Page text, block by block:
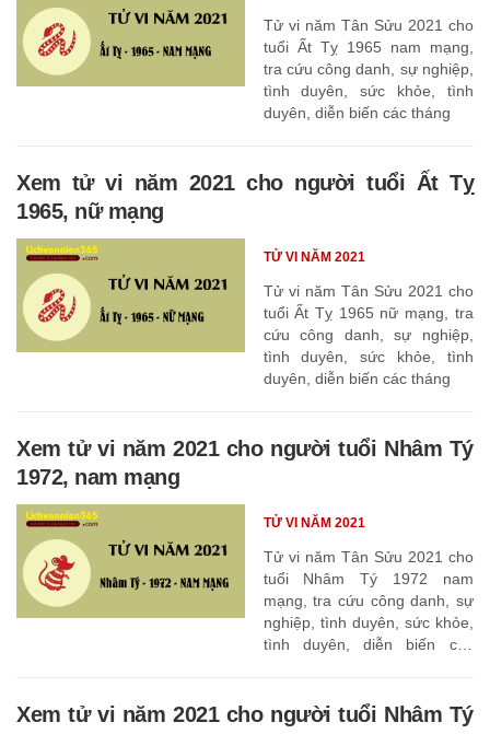
Tử vi năm Tân Sửu 2021 cho
tuổi Ất Tỵ 1965 nam mạng,
tra cứu công danh, sự nghiệp,
tình duyên, sức khỏe, tình
duyên, diễn biến các tháng
Xem tử vi năm 2021 cho người tuổi Ất Tỵ
1965, nữ mạng
Tử vi năm Tân Sửu 2021 cho
tuổi Ất Tỵ 1965 nữ mạng, tra
cứu công danh, sự nghiệp,
tình duyên, sức khỏe, tình
duyên, diễn biến các tháng
TỬ VI NĂM 2021
Xem tử vi năm 2021 cho người tuổi Nhâm Tý
1972, nam mạng
Tử vi năm Tân Sửu 2021 cho
tuổi Nhâm Tý 1972 nam
mạng, tra cứu công danh, sự
nghiệp, tình duyên, sức khỏe,
tình duyên, diễn biến các
TỬ VI NĂM 2021
Xem tử vi năm 2021 cho người tuổi Nhâm Tý